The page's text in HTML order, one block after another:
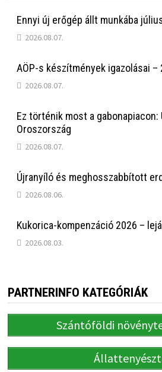
Ennyi új erőgép állt munkába
2026.08.07.
AÖP-s készítmények igazolásai –
2026.08.07.
Ez történik most a gabonapiacon:
Oroszország
2026.08.07.
Újranyíló és meghosszabbított
2026.08.06.
Kukorica-kompenzáció 2026 –
2026.08.03.
PARTNERINFO KATEGÓRIÁK
Szántóföldi